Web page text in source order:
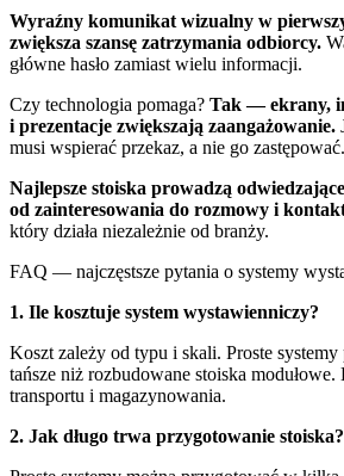
Wyraźny komunikat wizualny w
zwiększa szansę zatrzymania odbiorcy.
główne hasło zamiast wielu informacji.
Czy technologia pomaga? Tak — ekrany,
i prezentacje zwiększają zaangażowanie.
musi wspierać przekaz, a nie go zastępować.
Najlepsze stoiska prowadzą
od zainteresowania do rozmowy i
który działa niezależnie od branży.
FAQ — najczęstsze pytania o systemy
1. Ile kosztuje system wystawienniczy?
Koszt zależy od typu i skali. Proste systemy
tańsze niż rozbudowane stoiska
transportu i magazynowania.
2. Jak długo trwa przygotowanie stoiska?